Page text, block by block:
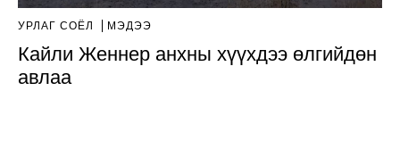
УРЛАГ СОЁЛ МЭДЭЭ
Кайли Женнер анхны хүүхдээ өлгийдөн
авлаа